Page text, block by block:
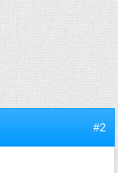
#2